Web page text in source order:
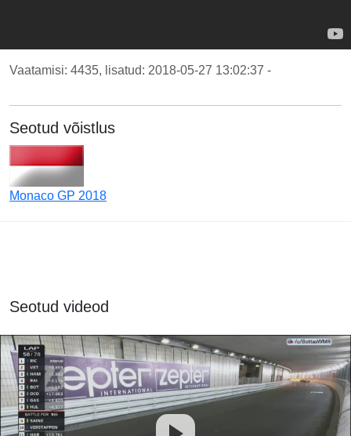
Vaatamisi: 4435, lisatud: 2018-05-27 13:02:37 -
Seotud võistlus
Monaco GP 2018
Seotud videod